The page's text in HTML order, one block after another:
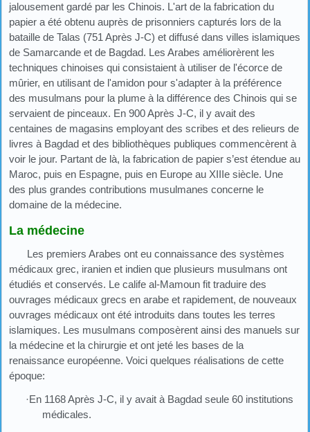
jalousement gardé par les Chinois. L'art de la fabrication du
papier a été obtenu auprès de prisonniers capturés lors de la
bataille de Talas (751 Après J-C) et diffusé dans villes islamiques
de Samarcande et de Bagdad. Les Arabes améliorèrent les
techniques chinoises qui consistaient à utiliser de l'écorce de
mûrier, en utilisant de l'amidon pour s'adapter à la préférence
des musulmans pour la plume à la différence des Chinois qui se
servaient de pinceaux. En 900 Après J-C, il y avait des
centaines de magasins employant des scribes et des relieurs de
livres à Bagdad et des bibliothèques publiques commencèrent à
voir le jour. Partant de là, la fabrication de papier s’est étendue au
Maroc, puis en Espagne, puis en Europe au XIIIe siècle. Une
des plus grandes contributions musulmanes concerne le
domaine de la médecine.
La médecine
Les premiers Arabes ont eu connaissance des systèmes
médicaux grec, iranien et indien que plusieurs musulmans ont
étudiés et conservés. Le calife al-Mamoun fit traduire des
ouvrages médicaux grecs en arabe et rapidement, de nouveaux
ouvrages médicaux ont été introduits dans toutes les terres
islamiques. Les musulmans composèrent ainsi des manuels sur
la médecine et la chirurgie et ont jeté les bases de la
renaissance européenne. Voici quelques réalisations de cette
époque:
·En 1168 Après J-C, il y avait à Bagdad seule 60 institutions
médicales.